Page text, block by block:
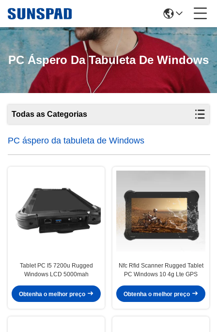
PC Áspero Da Tabuleta De Windows
Todas as Categorias
PC áspero da tabuleta de Windows
Tablet PC I5 7200u Rugged
Windows LCD 5000mah
Obtenha o melhor preço
Nfc Rfid Scanner Rugged Tablet
PC Windows 10 4g Lte GPS
Obtenha o melhor preço